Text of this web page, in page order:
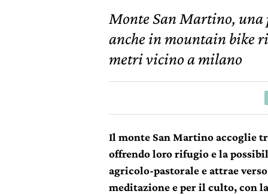
Monte San Martino,
anche in mountain bike
metri vicino a milano
Il monte San Martino accoglie
offrendo loro rifugio e la
agricolo-pastorale e attrae
meditazione e per il culto, con